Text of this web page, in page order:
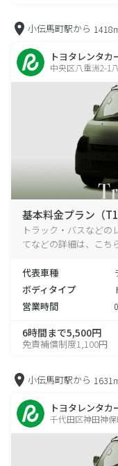
小伝馬町駅から
トヨタレンタカ
中央区八重洲2-1
基本料金プラン（T1
トラック・バスなど
てなどの詳細は、こち
代表車種
ボディタイプ
営業時間
6時間まで5,500円
免責補償制度1,100円
小伝馬町駅から
トヨタレンタカ
千代田区神田神